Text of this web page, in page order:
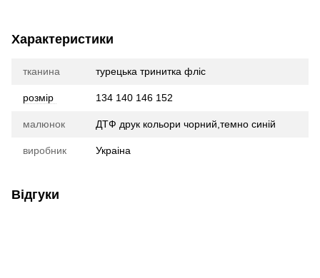
Характеристики
тканина турецька тринитка фліс
розмір 134 140 146 152
малюнок ДТФ друк кольори чорний,темно синій
виробник Украіна
Відгуки